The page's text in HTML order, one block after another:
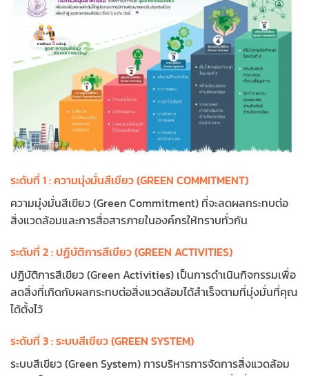
ระดับที่ 1 : ความมุ่งมั่นสีเขียว (GREEN COMMITMENT)
ความมุ่งมั่นสีเขียว (Green Commitment) ที่จะลดผลกระทบต่อ
สิ่งแวดล้อมและการสื่อสารภายในองค์กรให้ทราบทั่วกัน
ระดับที่ 2 : ปฏิบัติการสีเขียว (GREEN ACTIVITIES)
ปฏิบัติการสีเขียว (Green Activities) เป็นการดำเนินกิจกรรมเพื่อ
ลดสิ่งที่เกิดกับผลกระทบต่อสิ่งแวดล้อมได้สำเร็จตามที่มุ่งมั่นที่คุณ
ได้ตั้งไว้
ระดับที่ 3 : ระบบสีเขียว (GREEN SYSTEM)
ระบบสีเขียว (Green System) การบริหารการจัดการสิ่งแวดล้อม